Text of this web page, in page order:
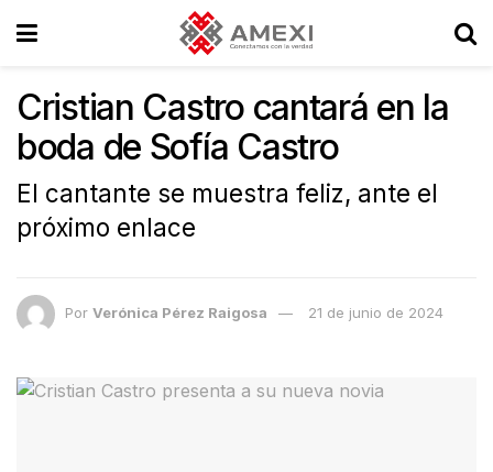
Cristian Castro cantará en la
boda de Sofía Castro
El cantante se muestra feliz, ante el
próximo enlace
Por Verónica Pérez Raigosa 21 de junio de 2024